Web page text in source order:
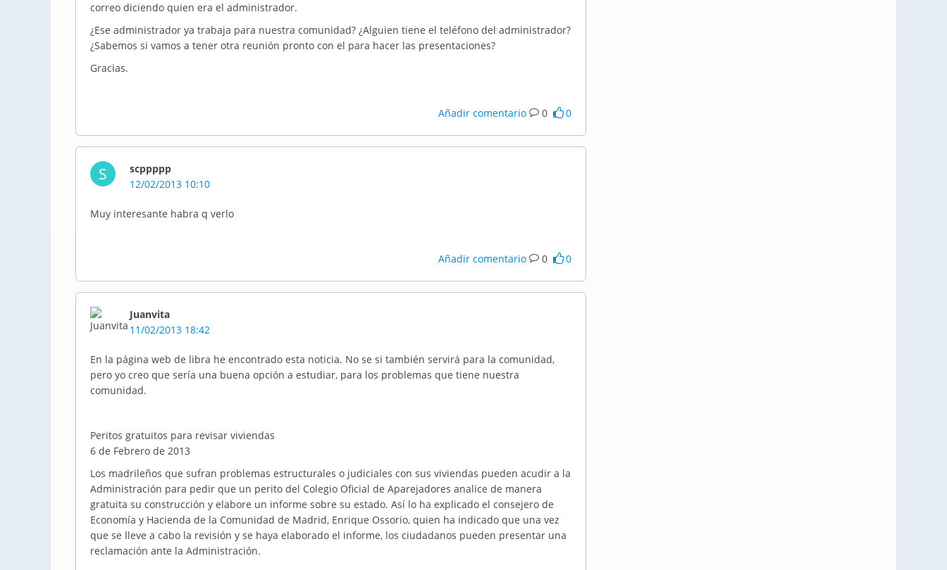
correo diciendo quien era el administrador.
¿Ese administrador ya trabaja para nuestra comunidad? ¿Alguien tiene el teléfono del administrador?
¿Sabemos si vamos a tener otra reunión pronto con el para hacer las presentaciones?
Gracias.
Añadir comentario 0 0
S
scppppp
12/02/2013 10:10
Muy interesante habra q verlo
Añadir comentario 0 0
Juanvita
11/02/2013 18:42
En la página web de libra he encontrado esta noticia. No se si también servirá para la comunidad,
pero yo creo que sería una buena opción a estudiar, para los problemas que tiene nuestra
comunidad.
Peritos gratuitos para revisar viviendas
6 de Febrero de 2013
Los madrileños que sufran problemas estructurales o judiciales con sus viviendas pueden acudir a la
Administración para pedir que un perito del Colegio Oficial de Aparejadores analice de manera
gratuita su construcción y elabore un informe sobre su estado. Así lo ha explicado el consejero de
Economía y Hacienda de la Comunidad de Madrid, Enrique Ossorio, quien ha indicado que una vez
que se lleve a cabo la revisión y se haya elaborado el informe, los ciudadanos pueden presentar una
reclamación ante la Administración.